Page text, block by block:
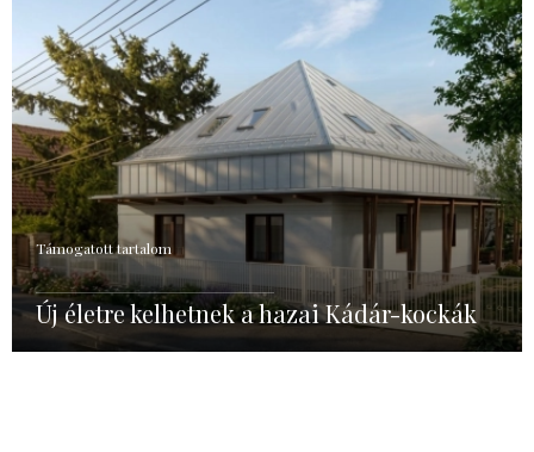
Támogatott tartalom
Új életre kelhetnek a hazai Kádár-kockák